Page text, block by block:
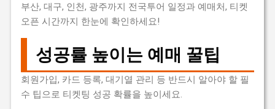
부산, 대구, 인천, 광주까지 전국투어 일정과 예매처, 티켓
오픈 시간까지 한눈에 확인하세요!
성공률 높이는 예매 꿀팁
회원가입, 카드 등록, 대기열 관리 등 반드시 알아야 할 필
수 팁으로 티켓팅 성공 확률을 높이세요.